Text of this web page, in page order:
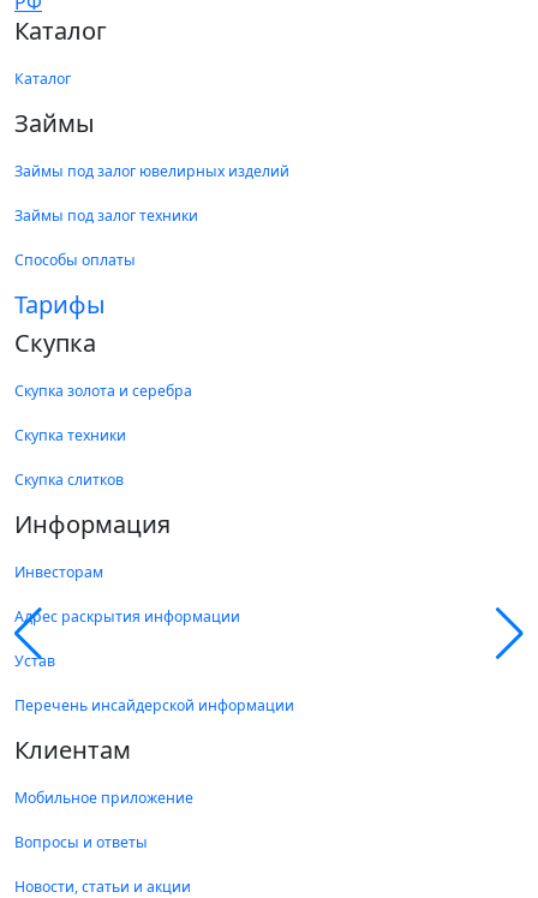
Каталог
Каталог
Займы
Займы под залог ювелирных изделий
Займы под залог техники
Способы оплаты
Тарифы
Скупка
Скупка золота и серебра
Скупка техники
Скупка слитков
Информация
Инвесторам
Адрес раскрытия информации
Устав
Перечень инсайдерской информации
Клиентам
Мобильное приложение
Вопросы и ответы
Новости, статьи и акции